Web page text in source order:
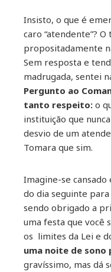
Insisto, o que é
caro “atendente”?
propositadamente
Sem resposta e
madrugada, sentei
Pergunto ao
tanto respeito: o
instituição que
desvio de um
Tomara que sim.
Imagine-se
do dia seguinte
sendo obrigado a
uma festa que você
os limites da Lei e
uma noite de sono
gravíssimo, mas dá